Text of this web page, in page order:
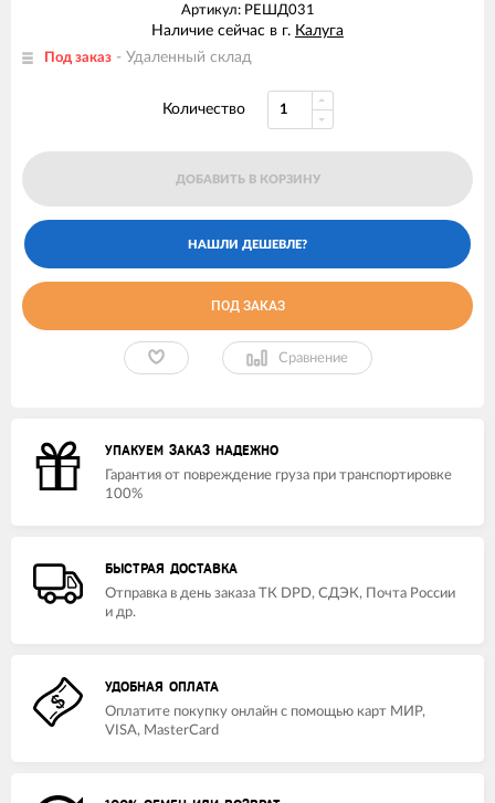
Артикул: РЕШД031
Наличие сейчас в г. Калуга
Под заказ - Удаленный склад
Количество
ДОБАВИТЬ В КОРЗИНУ
ПОД ЗАКАЗ
Сравнение
УПАКУЕМ ЗАКАЗ НАДЕЖНО
Гарантия от повреждение груза при транспортировке
100%
БЫСТРАЯ ДОСТАВКА
Отправка в день заказа ТК DPD, СДЭК, Почта России
и др.
УДОБНАЯ ОПЛАТА
Оплатите покупку онлайн с помощью карт МИР,
VISA, MasterCard